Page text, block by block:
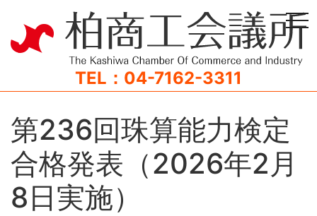
TEL：04-7162-3311
第236回珠算能力検定
合格発表（2026年2月
8日実施）